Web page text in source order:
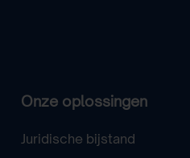
Onze oplossingen
Juridische bijstand